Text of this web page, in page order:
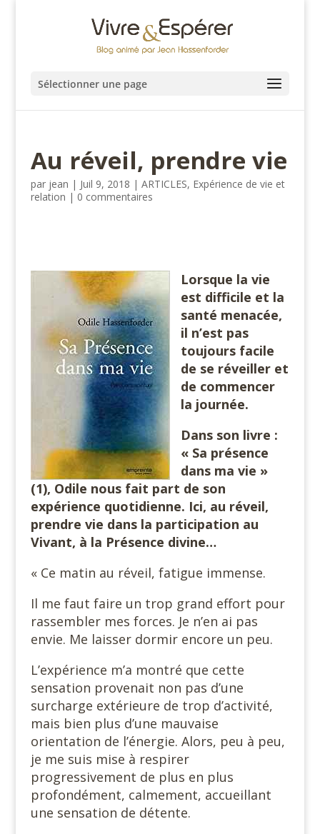
Sélectionner une page
Au réveil, prendre vie
par jean | Juil 9, 2018 | ARTICLES, Expérience de vie et
relation | 0 commentaires
Lorsque la vie
est difficile et la
santé menacée,
il n’est pas
toujours facile
de se réveiller et
de commencer
la journée.
Dans son livre :
« Sa présence
dans ma vie »
(1), Odile nous fait part de son
expérience quotidienne. Ici, au réveil,
prendre vie dans la participation au
Vivant, à la Présence divine…
« Ce matin au réveil, fatigue immense.
Il me faut faire un trop grand effort pour
rassembler mes forces. Je n’en ai pas
envie. Me laisser dormir encore un peu.
L’expérience m’a montré que cette
sensation provenait non pas d’une
surcharge extérieure de trop d’activité,
mais bien plus d’une mauvaise
orientation de l’énergie. Alors, peu à peu,
je me suis mise à respirer
progressivement de plus en plus
profondément, calmement, accueillant
une sensation de détente.